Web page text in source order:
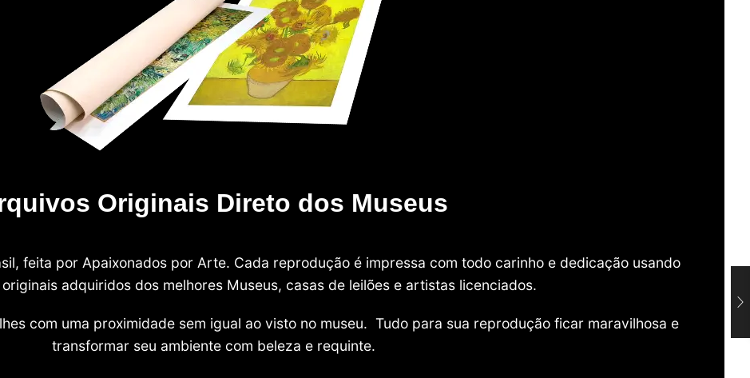
Originais Direto dos Museus
feita por Apaixonados por Arte. Cada reprodução é impressa com todo carinho e dedicação usando
adquiridos dos melhores Museus, casas de leilões e artistas licenciados.
com uma proximidade sem igual ao visto no museu. Tudo para sua reprodução ficar maravilhosa e
transformar seu ambiente com beleza e requinte.